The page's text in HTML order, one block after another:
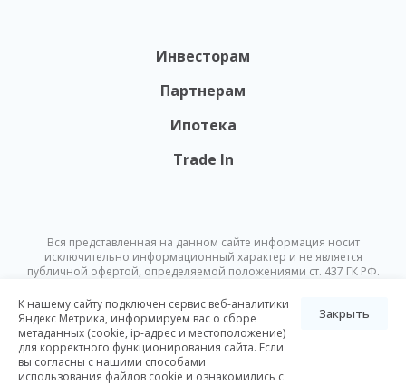
Инвесторам
Партнерам
Ипотека
Trade In
Вся представленная на данном сайте информация носит
исключительно информационный характер и не является
публичной офертой, определяемой положениями ст. 437 ГК РФ.
изменена в любое время без предварительного уведомления.
© Nikoliers 2026
Положение об обработке персональных данных
К нашему сайту подключен сервис веб-аналитики
Яндекс Метрика, информируем вас о сборе
метаданных (cookie, ip-адрес и местоположение)
для корректного функционирования сайта. Если
вы согласны с нашими способами
использования файлов cookie и ознакомились с
Закрыть